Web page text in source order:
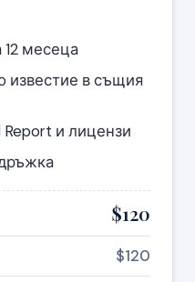
месеца
известие в същия
и лицензи
$120
$120